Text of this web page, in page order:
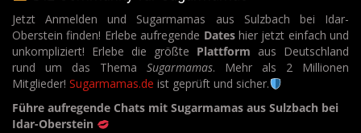
Jetzt Anmelden und Sugarmamas aus Sulzbach bei Idar-
Oberstein finden! Erlebe aufregende Dateshier jetzt einfach und
unkompliziert! Erlebe die größte Plattform aus Deutschland
rund um das Thema Sugarmamas. Mehr als 2 Millionen
Mitglieder! Sugarmamas.de ist geprüft und sicher.
Führe aufregende Chats mit Sugarmamas aus Sulzbach bei
Idar-Oberstein